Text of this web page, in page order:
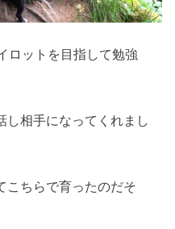
ロットを目指して勉強
し相手になってくれまし
こちらで育ったのだそ